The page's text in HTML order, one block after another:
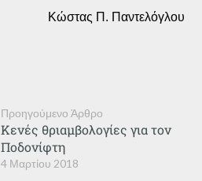
Κώστας Π. Παντελόγλου
Προηγούμενο Άρθρο
4 Μαρτίου 2018
Κενές θριαμβολογίες για τον
Ποδονίφτη